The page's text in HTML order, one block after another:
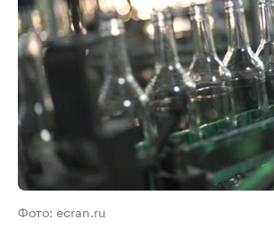
Фото: ecran.ru